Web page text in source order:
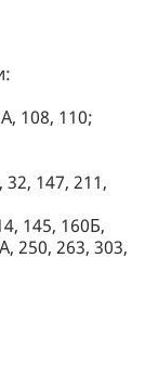
108, 110;
147, 211,
145, 160Б,
250, 263, 303,